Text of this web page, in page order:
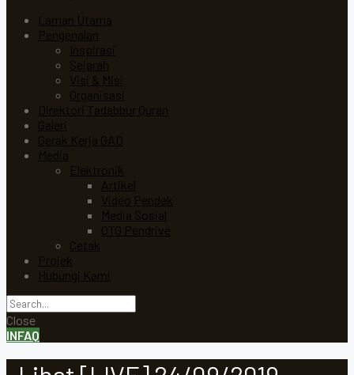
Laman Utama
Pengenalan
Inspirasi
Sejarah
Visi & Misi
Organisasi
Direktori Tadabbur Quran
Galeri
Gerak Kerja GAD
Media
Elektronik
Artikel
Video Pendek
Media Sosial
OTG Pendrive
Cetak
Projek
Hubungi Kami
Close
INFAQ